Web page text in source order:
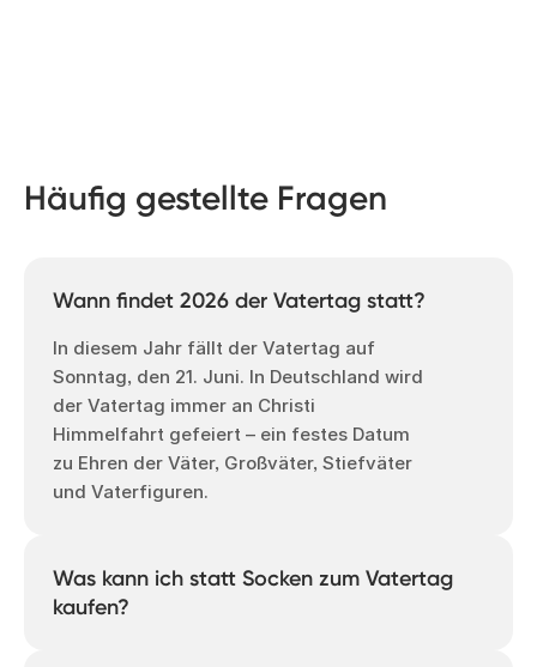
Häufig gestellte Fragen
Wann findet 2026 der Vatertag statt?
In diesem Jahr fällt der Vatertag auf
Sonntag, den 21. Juni. In Deutschland wird
der Vatertag immer an Christi
Himmelfahrt gefeiert – ein festes Datum
zu Ehren der Väter, Großväter, Stiefväter
und Vaterfiguren.
Was kann ich statt Socken zum Vatertag
kaufen?